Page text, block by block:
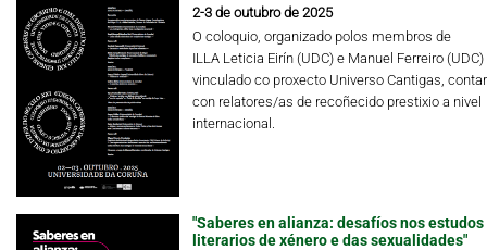
2-3 de outubro de 2025
O coloquio, organizado polos membros de
ILLA Leticia Eirín (UDC) e Manuel Ferreiro (UDC)
vinculado co proxecto Universo Cantigas,
con relatores/as de recoñecido prestixio a nivel
internacional.
"Saberes en alianza: desafíos nos estudos
literarios de xénero e das sexualidades"